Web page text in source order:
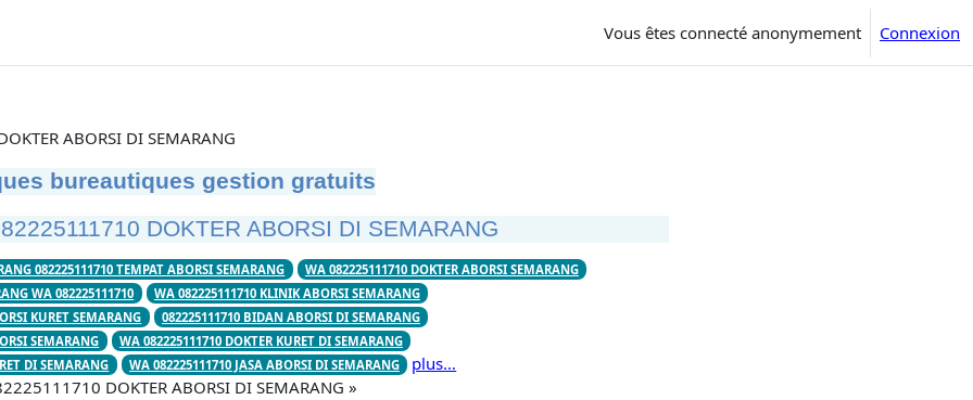
Vous êtes connecté anonymement Connexion
ABORSI DI SEMARANG
bureautiques gestion gratuits
DOKTER ABORSI DI SEMARANG
082225111710 TEMPAT ABORSI SEMARANG
WA 082225111710 DOKTER ABORSI SEMARANG
WA 082225111710
WA 082225111710 KLINIK ABORSI SEMARANG
KURET SEMARANG
082225111710 BIDAN ABORSI DI SEMARANG
SEMARANG
WA 082225111710 DOKTER KURET DI SEMARANG
DI SEMARANG
WA 082225111710 JASA ABORSI DI SEMARANG
plus…
DOKTER ABORSI DI SEMARANG »